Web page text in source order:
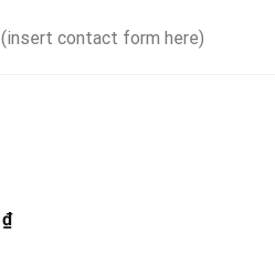
(insert contact form here)
₫Khoảng